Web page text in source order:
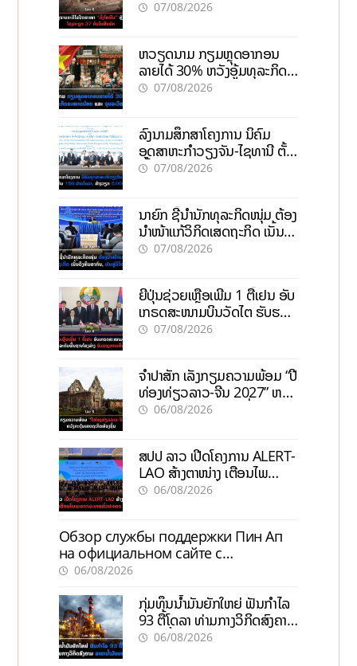
ຄົນໃນຫີນຍັກ
07/08/2026
ຫວຽດນາມ ກຽມຫຼຸດອາກອນ
ລາຍໄດ້ 30% ຫວັງອູ້ມທຸລະກິດ
ຂະໜາດນ້ອຍ ແລະ ຈຸນລະ
07/08/2026
ລົງນາມສຶກສາໂຄງການ ນິຄົມ
ອຸດສາຫະກຳວຽງຈັນ-ໄຊທານີ ຕັ້ງ
ເປົ້າດຶງທຶນ 150 ລ້ານໂດລາ, ສ້າງ
07/08/2026
ນາຍົກ ຊີ້ນຳນັກທຸລະກິດໜຸ່ມ ຕ້ອງ
ນຳໜ້າແກ້ວິກິດເສດຖະກິດ ເນັ້ນດຶງ
ທຶນສາກົນ, ຫັນສູ່ດິຈິຕອນ
07/08/2026
ຍີ່ປຸ່ນຊ່ວຍເຫຼືອເພີ່ມ 1 ຕື້ເຢນ ອັບ
ເກຣດສະໜາມບິນວັດໄຕ ຮັບຮອງ
ການເຕີບໂຕ
07/08/2026
ຈຳປາສັກ ເລັ່ງກຽມຄວາມພ້ອມ “ປີ
ທ່ອງທ່ຽວລາວ-ຈີນ 2027” ຫວັງ
ກະຕຸ້ນເສດຖະກິດທ້ອງຖິ່ນ
06/08/2026
ສປປ ລາວ ເປີດໂຄງການ ALERT-
LAO ສ້າງຕາໜ່າງ ເຕືອນໄພ
ພະຍາດລະບາດທົ່ວປະເທດ
06/08/2026
Обзор службы поддержки Пин Ап
на официальном сайте с
актуальной информацией
06/08/2026
ກຸ່ມທຶນນ້ຳມັນຍັກໃຫຍ່ ຟັນກຳໄລ
93 ຕື້ໂດລາ ທ່າມກາງວິກິດສົງຄາມ
ລາຄານໍ້າມັນແພງ
06/08/2026